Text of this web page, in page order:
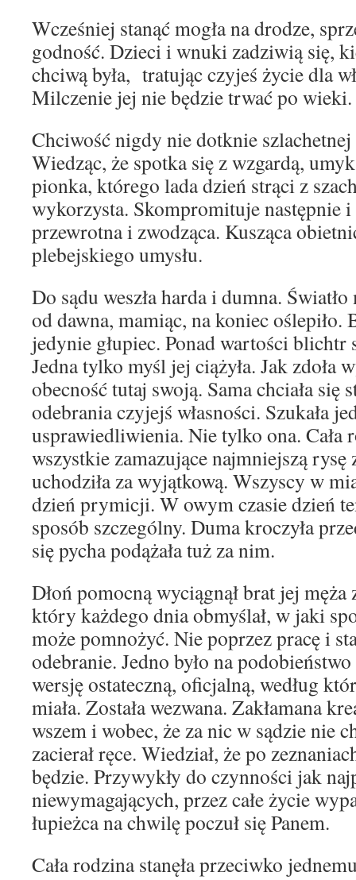
Wcześniej stanąć mogła na drodze,
godność. Dzieci i wnuki zadziwią się,
chciwą była, tratując czyjeś życie dla
Milczenie jej nie będzie trwać po wieki.
Chciwość nigdy nie dotknie
Wiedząc, że spotka się z wzgardą,
pionka, którego lada dzień strąci z
wykorzysta. Skompromituje następnie
przewrotna i zwodząca. Kusząca
plebejskiego umysłu.
Do sądu weszła harda i dumna.
od dawna, mamiąc, na koniec
jedynie głupiec. Ponad wartości blichtr
Jedna tylko myśl jej ciążyła. Jak zdoła
obecność tutaj swoją. Sama chciała się
odebrania czyjejś własności. Szukała
usprawiedliwienia. Nie tylko ona. Cała
wszystkie zamazujące najmniejszą rysę
uchodziła za wyjątkową. Wszyscy w
dzień prymicji. W owym czasie dzień
sposób szczególny. Duma kroczyła
się pycha podążała tuż za nim.
Dłoń pomocną wyciągnął brat jej męża
który każdego dnia obmyślał, w jaki
może pomnożyć. Nie poprzez pracę i
odebranie. Jedno było na
wersję ostateczną, oficjalną, według
miała. Została wezwana. Zakłamana
wszem i wobec, że za nic w sądzie nie
zacierał ręce. Wiedział, że po
będzie. Przywykły do czynności jak
niewymagających, przez całe życie
łupieżca na chwilę poczuł się Panem.
Cała rodzina stanęła przeciwko